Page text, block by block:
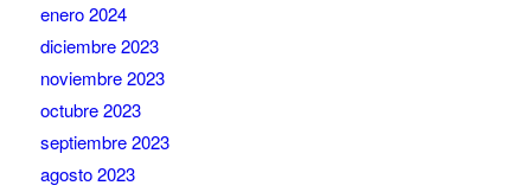
enero 2024
diciembre 2023
noviembre 2023
octubre 2023
septiembre 2023
agosto 2023